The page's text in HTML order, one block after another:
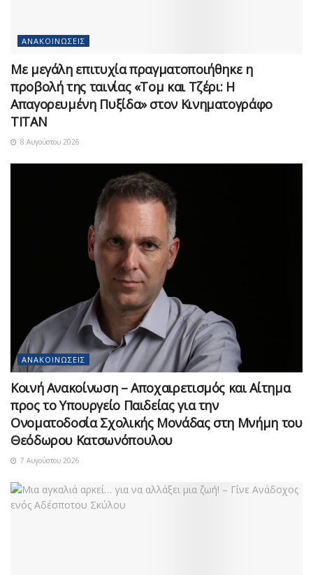
ΑΝΑΚΟΙΝΏΣΕΙΣ
Με μεγάλη επιτυχία πραγματοποιήθηκε η
προβολή της ταινίας «Τομ και Τζέρι: Η
Απαγορευμένη Πυξίδα» στον Κινηματογράφο
ΤΙΤΑΝ
8 Αυγούστου 2026
ΑΝΑΚΟΙΝΏΣΕΙΣ
Κοινή Ανακοίνωση – Αποχαιρετισμός και Αίτημα
προς το Υπουργείο Παιδείας για την
Ονοματοδοσία Σχολικής Μονάδας στη Μνήμη του
Θεόδωρου Κατσωνόπουλου
7 Αυγούστου 2026